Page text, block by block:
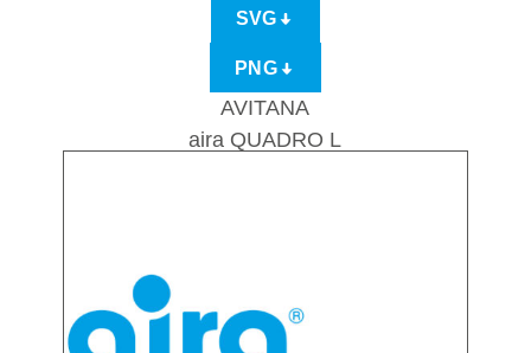
SVG
PNG
AVITANA
aira QUADRO L